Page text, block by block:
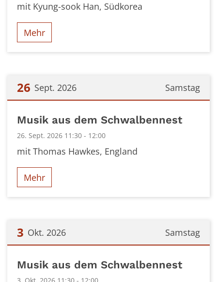
mit Kyung-sook Han, Südkorea
Mehr
Samstag
26 Sept. 2026
Musik aus dem Schwalbennest
26. Sept. 2026 11:30 - 12:00
mit Thomas Hawkes, England
Mehr
Samstag
3 Okt. 2026
Musik aus dem Schwalbennest